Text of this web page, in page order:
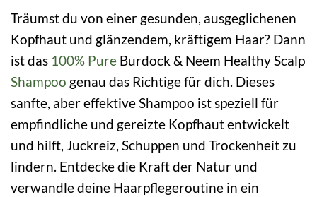
Träumst du von einer gesunden, ausgeglichenen
Kopfhaut und glänzendem, kräftigem Haar? Dann
ist das 100% Pure Burdock & Neem Healthy Scalp
Shampoo genau das Richtige für dich. Dieses
sanfte, aber effektive Shampoo ist speziell für
empfindliche und gereizte Kopfhaut entwickelt
und hilft, Juckreiz, Schuppen und Trockenheit zu
lindern. Entdecke die Kraft der Natur und
verwandle deine Haarpflegeroutine in ein